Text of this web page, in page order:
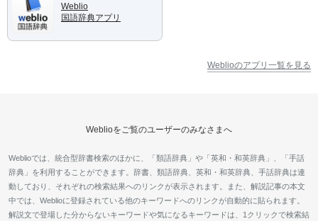
Weblio
国語辞典アプリ
Weblioのアプリ一覧を見る
Weblioをご覧のユーザーのみなさまへ
Weblioでは、統合型辞書検索のほかに、「類語辞典」や「英和・和英辞典」、「手話
辞典」を利用することができます。辞書、類語辞典、英和・和英辞典、手話辞典は連
動しており、それぞれの検索結果へのリンクが表示されます。また、解説記事の本文
中では、Weblioに登録されている他のキーワードへのリンクが自動的に貼られます。
解説文で登場した分からないキーワードや気になるキーワードは、1クリックで検索結